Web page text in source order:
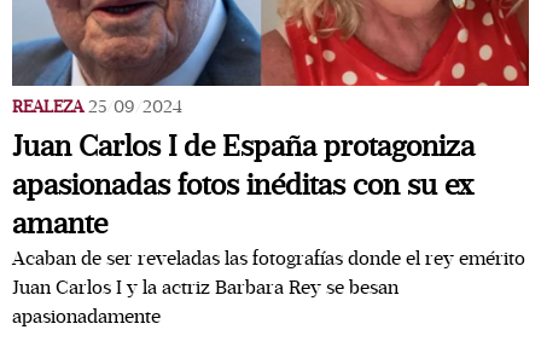
REALEZA 25/09/2024
Juan Carlos I de España protagoniza
apasionadas fotos inéditas con su ex
amante
Acaban de ser reveladas las fotografías donde el rey emérito
Juan Carlos I y la actriz Barbara Rey se besan
apasionadamente